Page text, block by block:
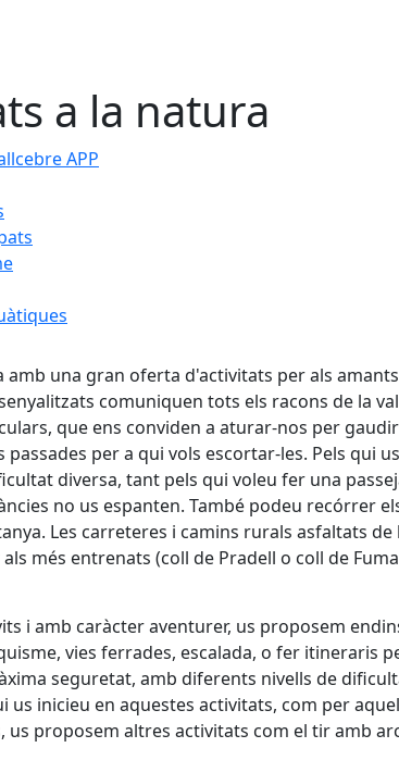
a la natura
APP
amb una gran oferta d'activitats per als
comuniquen tots els racons de la
que ens conviden a aturar-nos per
per a qui vols escortar-les. Pels qui
diversa, tant pels qui voleu fer una
no us espanten. També podeu recórrer
Les carreteres i camins rurals asfaltats
més entrenats (coll de Pradell o coll de
i amb caràcter aventurer, us proposem
vies ferrades, escalada, o fer itineraris
seguretat, amb diferents nivells de
us inicieu en aquestes activitats, com per
us proposem altres activitats com el tir amb